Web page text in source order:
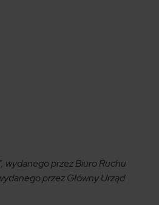
wydanego przez Biuro Ruchu
przez Główny Urząd